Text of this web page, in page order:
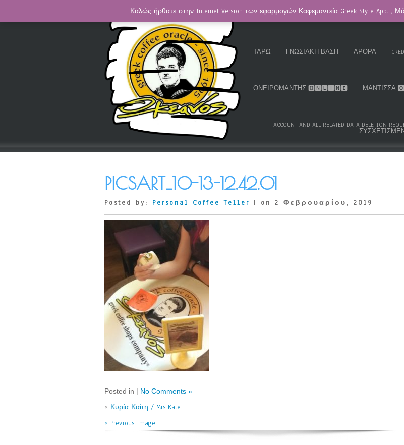
HOMEPAGE / ΚΑΦΕΜΑΝΤΕΊΑ GREEK ROMA
ΤΑΡΏ ΓΝΩΣΙΑΚΉ ΒΆΣΗ ΆΡΘΡΑ
ΟΝΕΙΡΟΜΆΝΤΗΣ 🅾🅽🅻🅸🅽🅴
ACCOUNT AND ALL RELATED DATA
PICSART_10-13-12.42.01
Posted by: Personal Coffee Teller | on 2 Φεβρουαρίου, 2019
Posted in | No Comments »
« Κυρία Καίτη / Mrs Kate
« Previous Image
Καλώς ήρθατε στην Internet Version των εφαρμογών Καφεμαντεία Greek Style App. ,